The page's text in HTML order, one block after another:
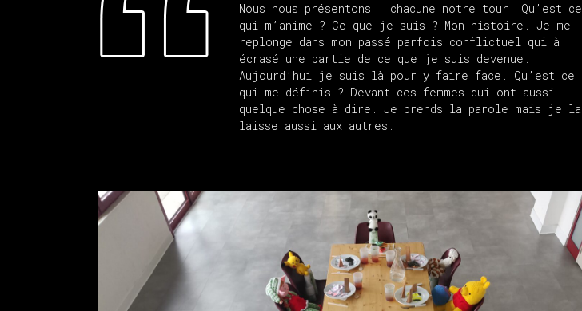
Nous nous présentons : chacune notre tour. Qu’est ce
qui m’anime ? Ce que je suis ? Mon histoire. Je me
replonge dans mon passé parfois conflictuel qui à
écrasé une partie de ce que je suis devenue.
Aujourd’hui je suis là pour y faire face. Qu’est ce
qui me définis ? Devant ces femmes qui ont aussi
quelque chose à dire. Je prends la parole mais je la
laisse aussi aux autres.